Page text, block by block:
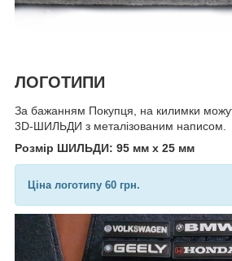
ЛОГОТИПИ
За бажанням Покупця, на килимки
3D-ШИЛЬДИ з металізованим написом.
Розмір ШИЛЬДИ: 95 мм х 25 мм
Ціна логотипу 60 грн.